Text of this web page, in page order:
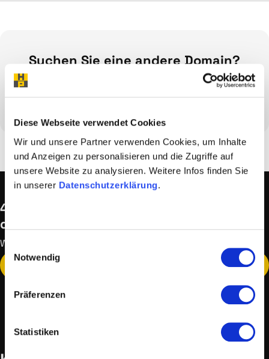
Diese Webseite verwendet Cookies
Wir und unsere Partner verwenden Cookies, um Inhalte
und Anzeigen zu personalisieren und die Zugriffe auf
unsere Website zu analysieren. Weitere Infos finden Sie
in unserer Datenschutzerklärung.
Einwilligungsauswahl
Notwendig
Präferenzen
Statistiken
Suchen Sie eine andere Domain?
40.000+ Kunden vertrauen bereits auf
die HostProfis!
Werden Sie heute einer davon.